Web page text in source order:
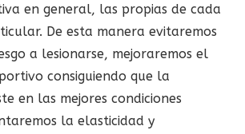
en general, las propias de cada
De esta manera evitaremos
a lesionarse, mejoraremos el
consiguiendo que la
en las mejores condiciones
la elasticidad y